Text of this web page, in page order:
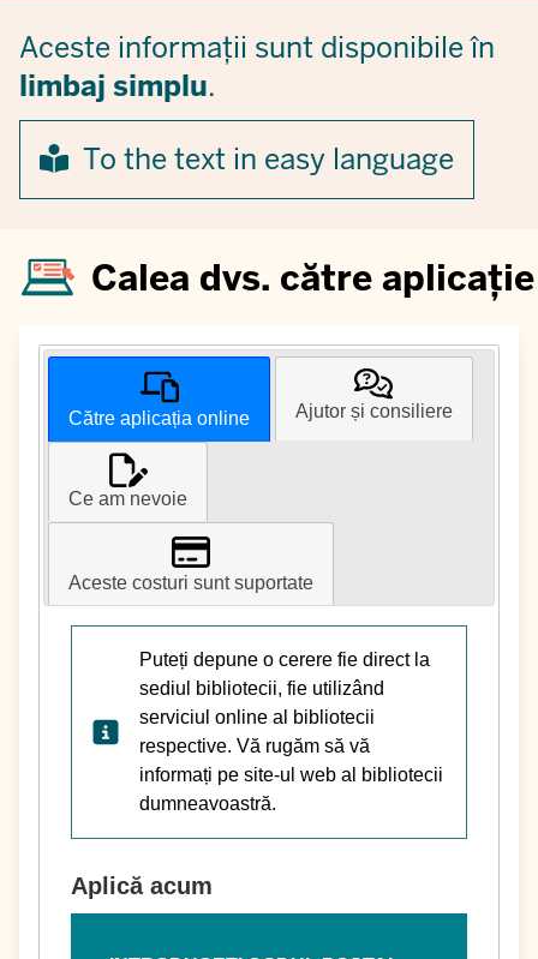
Aceste informații sunt disponibile în
limbaj simplu.
To the text in easy language
Calea dvs. către aplicație
Către aplicația online Ajutor și consiliere
Ce am nevoie
Aceste costuri sunt suportate
Puteți depune o cerere fie direct la
sediul bibliotecii, fie utilizând
serviciul online al bibliotecii
respective. Vă rugăm să vă
informați pe site-ul web al bibliotecii
dumneavoastră.
Aplică acum